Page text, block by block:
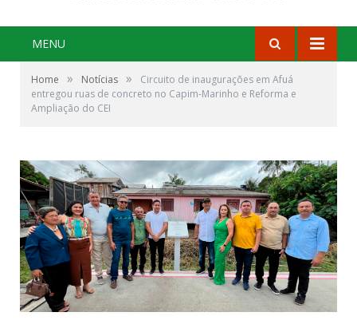
MENU
Home » Notícias »
Circuito de inaugurações em Afuá
entregou ruas de concreto no Capim-Marinho e Reforma e
Ampliação do CEI